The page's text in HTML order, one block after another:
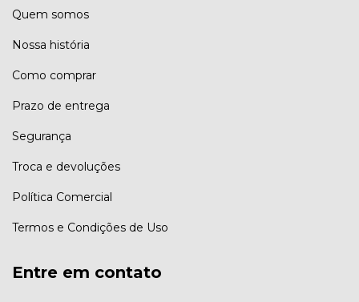
Quem somos
Nossa história
Como comprar
Prazo de entrega
Segurança
Troca e devoluções
Política Comercial
Termos e Condições de Uso
Entre em contato